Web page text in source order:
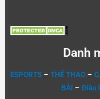
Danh
ESPORTS– THỂ THAO–
BÀI– Điều